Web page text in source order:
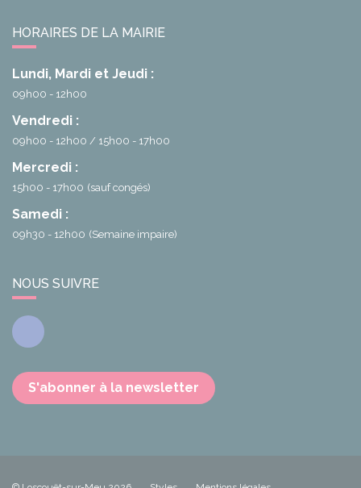
HORAIRES DE LA MAIRIE
Lundi, Mardi et Jeudi :
09h00 - 12h00
Vendredi :
09h00 - 12h00 15h00 - 17h00
Mercredi :
15h00 - 17h00 (sauf congés)
Samedi :
09h30 - 12h00 (Semaine impaire)
NOUS SUIVRE
Facebook
S'abonner à la newsletter